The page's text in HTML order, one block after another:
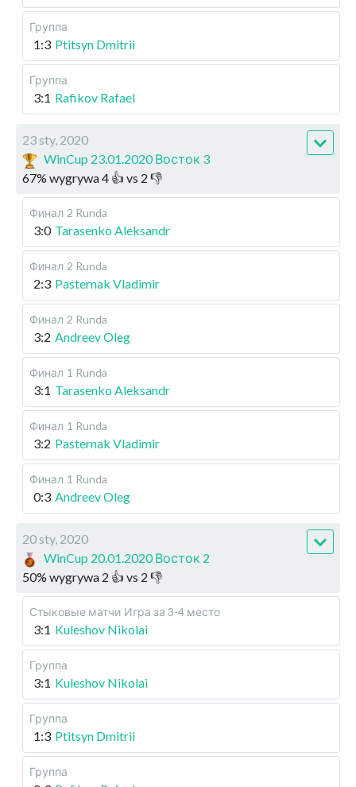
Группа
1:3 Ptitsyn Dmitrii
Группа
3:1 Rafikov Rafael
23 sty, 2020
WinCup 23.01.2020 Восток 3
67% wygrywa4 👍 vs 2 👎
Финал 2 Runda
3:0 Tarasenko Aleksandr
Финал 2 Runda
2:3 Pasternak Vladimir
Финал 2 Runda
3:2 Andreev Oleg
Финал 1 Runda
3:1 Tarasenko Aleksandr
Финал 1 Runda
3:2 Pasternak Vladimir
Финал 1 Runda
0:3 Andreev Oleg
20 sty, 2020
WinCup 20.01.2020 Восток 2
50% wygrywa 2 👍 vs 2 👎
Стыковые матчи Игра за 3-4 место
3:1 Kuleshov Nikolai
Группа
3:1 Kuleshov Nikolai
Группа
1:3 Ptitsyn Dmitrii
Группа